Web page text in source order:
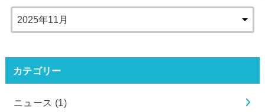
カテゴリー
ニュース (1)